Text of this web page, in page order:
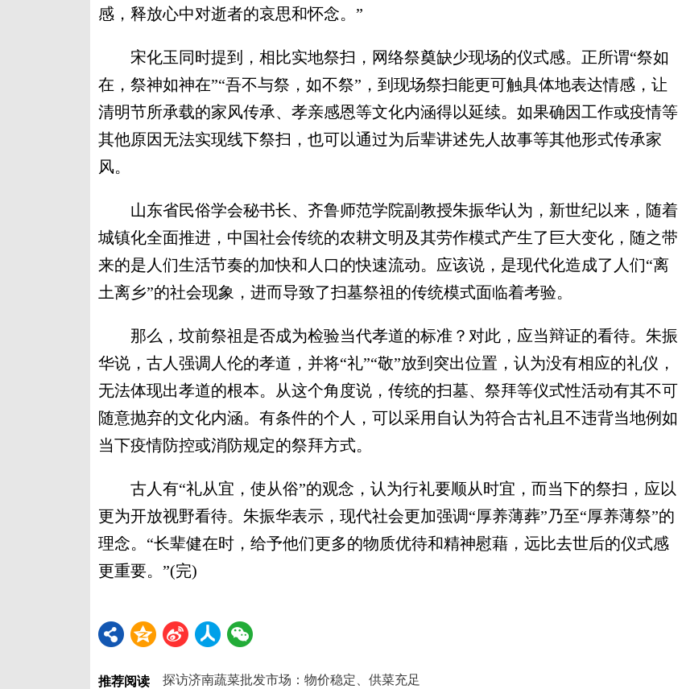
感，释放心中对逝者的哀思和怀念。”
宋化玉同时提到，相比实地祭扫，网络祭奠缺少现场的仪式感。正所谓“祭如
在，祭神如神在”“吾不与祭，如不祭”，到现场祭扫能更可触具体地表达情感，让
清明节所承载的家风传承、孝亲感恩等文化内涵得以延续。如果确因工作或疫情等
其他原因无法实现线下祭扫，也可以通过为后辈讲述先人故事等其他形式传承家
风。
山东省民俗学会秘书长、齐鲁师范学院副教授朱振华认为，新世纪以来，随着
城镇化全面推进，中国社会传统的农耕文明及其劳作模式产生了巨大变化，随之带
来的是人们生活节奏的加快和人口的快速流动。应该说，是现代化造成了人们“离
土离乡”的社会现象，进而导致了扫墓祭祖的传统模式面临着考验。
那么，坟前祭祖是否成为检验当代孝道的标准？对此，应当辩证的看待。朱振
华说，古人强调人伦的孝道，并将“礼”“敬”放到突出位置，认为没有相应的礼仪，
无法体现出孝道的根本。从这个角度说，传统的扫墓、祭拜等仪式性活动有其不可
随意抛弃的文化内涵。有条件的个人，可以采用自认为符合古礼且不违背当地例如
当下疫情防控或消防规定的祭拜方式。
古人有“礼从宜，使从俗”的观念，认为行礼要顺从时宜，而当下的祭扫，应以
更为开放视野看待。朱振华表示，现代社会更加强调“厚养薄葬”乃至“厚养薄祭”的
理念。“长辈健在时，给予他们更多的物质优待和精神慰藉，远比去世后的仪式感
更重要。”(完)
推荐阅读
探访济南蔬菜批发市场：物价稳定、供菜充足